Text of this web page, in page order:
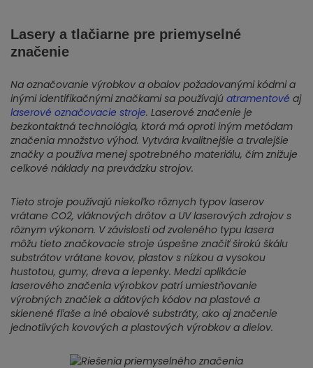
Lasery a tlačiarne pre priemyselné
značenie
Na označovanie výrobkov a obalov požadovanými kódmi a
inými identifikačnými značkami sa používajú atramentové aj
laserové označovacie stroje. Laserové značenie je
bezkontaktná technológia, ktorá má oproti iným metódam
značenia množstvo výhod. Vytvára kvalitnejšie a trvalejšie
značky a používa menej spotrebného materiálu, čím znižuje
celkové náklady na prevádzku strojov.
Tieto stroje používajú niekoľko rôznych typov laserov
vrátane CO2, vláknových drôtov a UV laserových zdrojov s
rôznym výkonom. V závislosti od zvoleného typu lasera
môžu tieto značkovacie stroje úspešne značiť širokú škálu
substrátov vrátane kovov, plastov s nízkou a vysokou
hustotou, gumy, dreva a lepenky. Medzi aplikácie
laserového značenia výrobkov patrí umiestňovanie
výrobných značiek a dátových kódov na plastové a
sklenené fľaše a iné obalové substráty, ako aj značenie
jednotlivých kovových a plastových výrobkov a dielov.